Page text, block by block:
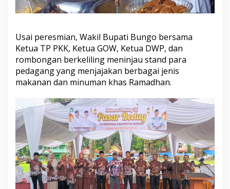
Usai peresmian, Wakil Bupati Bungo bersama
Ketua TP PKK, Ketua GOW, Ketua DWP, dan
rombongan berkeliling meninjau stand para
pedagang yang menjajakan berbagai jenis
makanan dan minuman khas Ramadhan.